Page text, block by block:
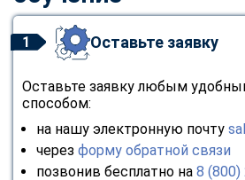
1 Оставьте заявку
Оставьте заявку любым
способом:
на нашу электронную почту
через форму обратной связи
позвонив бесплатно на 8 (800)